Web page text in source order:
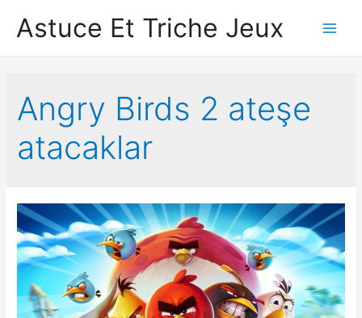
Astuce Et Triche Jeux
Angry Birds 2 ateşe
atacaklar